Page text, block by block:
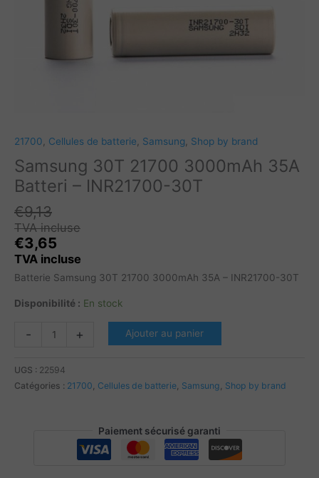
21700 Cellules de batterie Samsung Shop by brand
Samsung 30T 21700 3000mAh 35A
Batteri – INR21700-30T
€9,13
TVA incluse
€3,65
TVA incluse
Batterie Samsung 30T 21700 3000mAh 35A – INR21700-30T
Disponibilité : En stock
-
30T
21700
+ Ajouter au panier
UGS : 22594
Catégories : 21700 Cellules de batterie Samsung Shop by brand
Paiement sécurisé garanti